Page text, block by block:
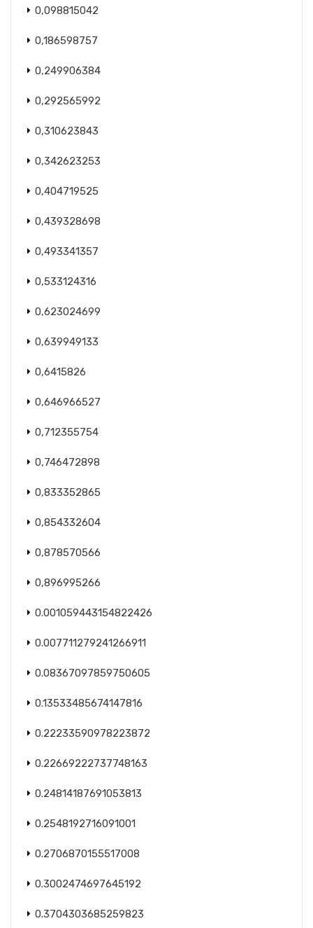
0,098815042
0,186598757
0,249906384
0,292565992
0,310623843
0,342623253
0,404719525
0,439328698
0,493341357
0,533124316
0,623024699
0,639949133
0,6415826
0,646966527
0,712355754
0,746472898
0,833352865
0,854332604
0,878570566
0,896995266
0.001059443154822426
0.007711279241266911
0.08367097859750605
0.13533485674147816
0.22233590978223872
0.22669222737748163
0.24814187691053813
0.2548192716091001
0.2706870155517008
0.3002474697645192
0.3704303685259823